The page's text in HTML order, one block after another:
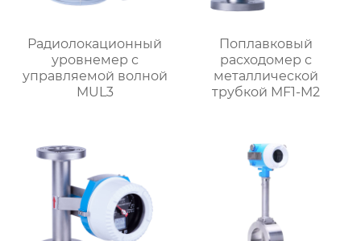
Радиолокационный
уровнемер с
управляемой волной
MUL3
Поплавковый
расходомер с
металлической
трубкой MF1-M2